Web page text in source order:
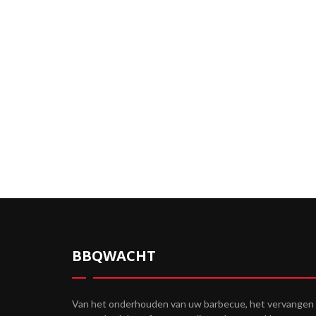
BBQWACHT
Van het onderhouden van uw barbecue, het vervangen